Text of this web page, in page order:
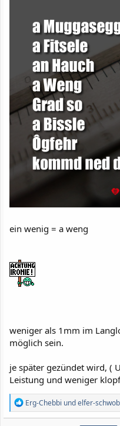
ein wenig = a weng
weniger als 1mm im
möglich sein.
je später gezündet wird, (
Leistung und weniger
R
e
a
Erg-Chebbi undelfer-schwob